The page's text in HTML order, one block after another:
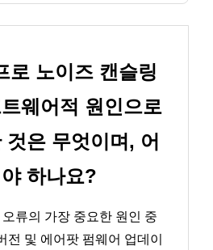
로 노이즈 캔슬링
웨어적 원인으로
은 무엇이며, 어
하나요?
류의 가장 중요한 원인 중
전 및 에어팟 펌웨어 업데이